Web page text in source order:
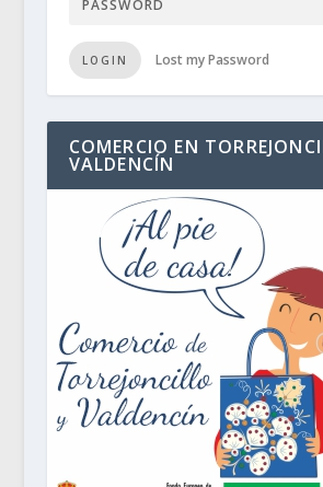
LOGIN Lost my Password
COMERCIO EN
VALDENCÍN